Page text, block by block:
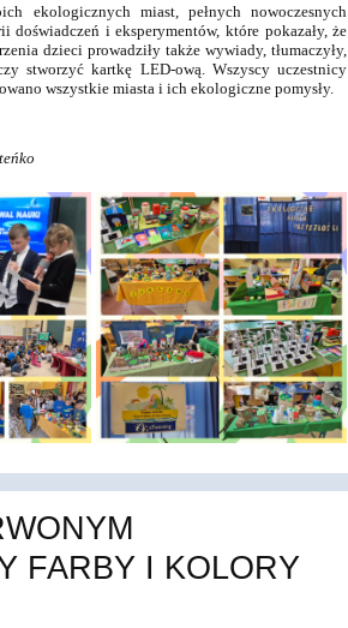
ekologicznych miast, pełnych nowoczesnych
i eksperymentów, które pokazały, że
dzieci prowadziły także wywiady, tłumaczyły,
stworzyć kartkę LED-ową. Wszyscy uczestnicy
wszystkie miasta i ich ekologiczne pomysły.
FARBY I KOLORY